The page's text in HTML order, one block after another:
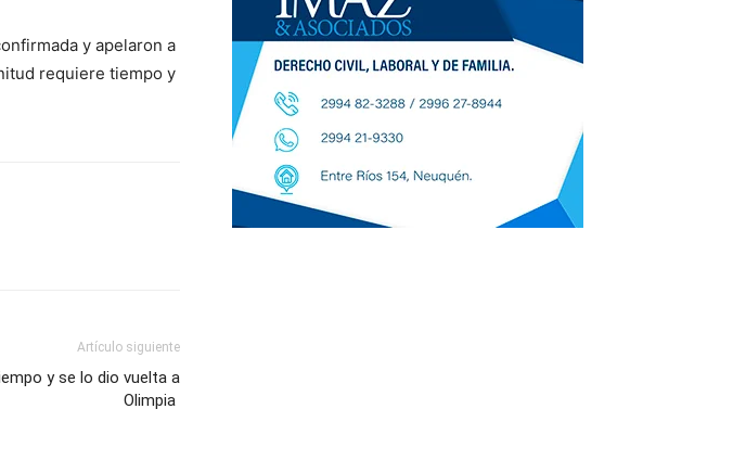
y apelaron a
requiere tiempo y
Artículo siguiente
y se lo dio vuelta a
Olimpia